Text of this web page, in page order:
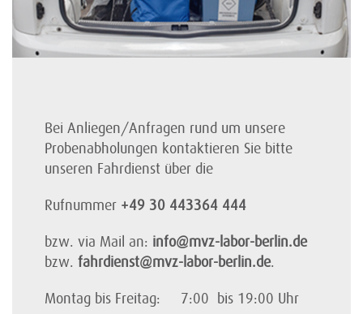
Bei Anliegen/Anfragen rund um unsere
Probenabholungen kontaktieren Sie bitte
unseren Fahrdienst über die
Rufnummer +49 30 443364 444
bzw. via Mail an: info@mvz-labor-berlin.de
bzw. fahrdienst@mvz-labor-berlin.de.
Montag bis Freitag: 7:00 bis 19:00 Uhr